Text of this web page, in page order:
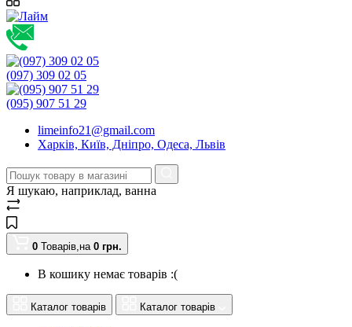
(097) 309 02 05
(095) 907 51 29
limeinfo21@gmail.com
Харків, Київ, Дніпро, Одеса, Львів
Я шукаю, наприклад, ванна
0 Товарів,на 0 грн.
В кошику немає товарів :(
Каталог товарів Каталог товарів